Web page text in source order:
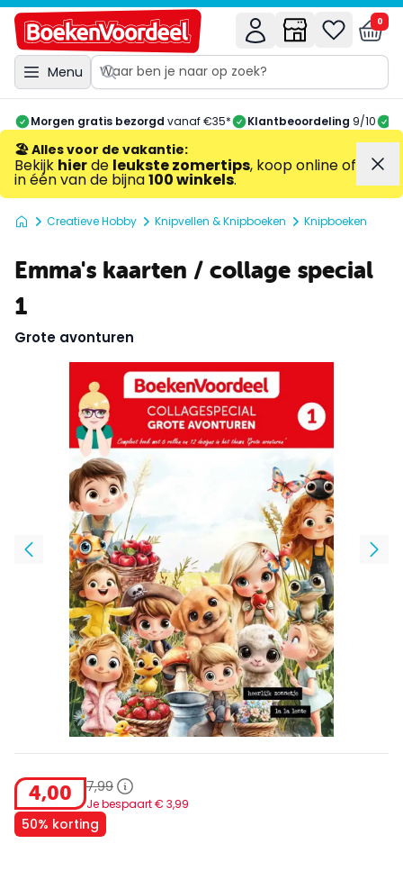
Menu
0
Morgen gratis bezorgd vanaf €35* Klantbeoordeling 9/10
🏖️ Alles voor de vakantie:
Bekijk hierde leukste zomertips, koop online of
in één van de bijna100 winkels.
Creatieve Hobby Knipvellen & Knipboeken Knipboeken
Emma's kaarten / collage special
1
Grote avonturen
4,00 7,99
Je bespaart € 3,99
50% korting